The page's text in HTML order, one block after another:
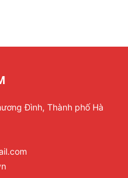
Đình, Thành phố Hà